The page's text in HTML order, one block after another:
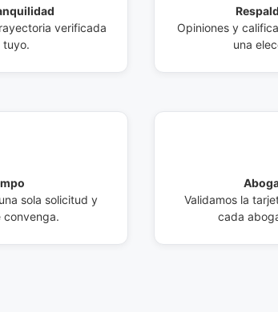
verificada
tuyo.
Opiniones y
una
sola solicitud y
convenga.
Validamos la
cada